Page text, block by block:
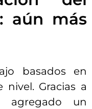
aún más
basados en
Gracias a
agregado un